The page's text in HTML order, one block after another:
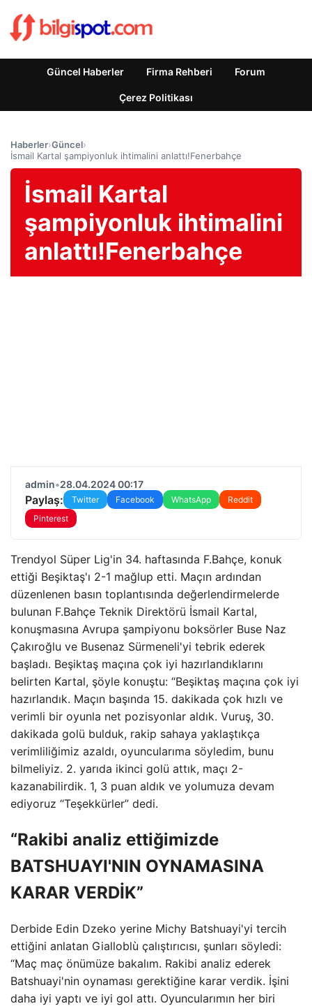
Güncel Haberler Firma Rehberi Forum
Çerez Politikası
Haberler›Güncel›
İsmail Kartal şampiyonluk ihtimalini anlattı!Fenerbahçe
İsmail Kartal
şampiyonluk ihtimalini
anlattı!Fenerbahçe
admin•28.04.2024 00:17
Paylaş: Twitter Facebook WhatsApp
Reddit
Pinterest
Trendyol Süper Lig'in 34. haftasında F.Bahçe, konuk
ettiği Beşiktaş'ı 2-1 mağlup etti. Maçın ardından
düzenlenen basın toplantısında değerlendirmelerde
bulunan F.Bahçe Teknik Direktörü İsmail Kartal,
konuşmasına Avrupa şampiyonu boksörler Buse Naz
Çakıroğlu ve Busenaz Sürmeneli'yi tebrik ederek
başladı. Beşiktaş maçına çok iyi hazırlandıklarını
belirten Kartal, şöyle konuştu: “Beşiktaş maçına çok iyi
hazırlandık. Maçın başında 15. dakikada çok hızlı ve
verimli bir oyunla net pozisyonlar aldık. Vuruş, 30.
dakikada golü bulduk, rakip sahaya yaklaştıkça
verimliliğimiz azaldı, oyuncularıma söyledim, bunu
bilmeliyiz. 2. yarıda ikinci golü attık, maçı 2-
kazanabilirdik. 1, 3 puan aldık ve yolumuza devam
ediyoruz “Teşekkürler” dedi.
“Rakibi analiz ettiğimizde
BATSHUAYI'NIN OYNAMASINA
KARAR VERDİK”
Derbide Edin Dzeko yerine Michy Batshuayi'yi tercih
ettiğini anlatan Gialloblù çalıştırıcısı, şunları söyledi:
“Maç maç önümüze bakalım. Rakibi analiz ederek
Batshuayi'nin oynaması gerektiğine karar verdik. İşini
daha iyi yaptı ve iyi gol attı. Oyuncularımın her biri